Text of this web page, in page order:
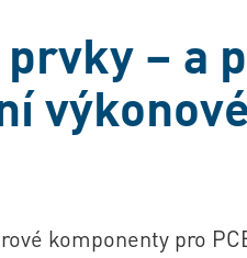
– a
výkonové
komponenty pro